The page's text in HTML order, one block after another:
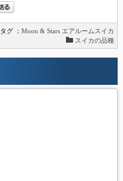
タグ ：Moon & Stars エアルームスイカ
スイカの品種